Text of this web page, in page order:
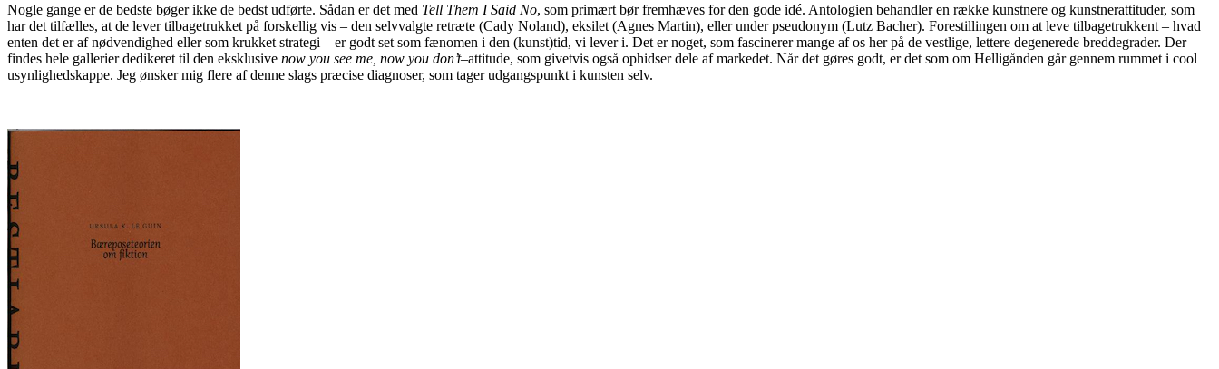
Nogle gange er de bedste bøger ikke de bedst udførte. Sådan er det med Tell Them I Said No, som primært bør fremhæves for den gode idé. Antologien behandler en række kunstnere og kunstnerattituder, som
har det tilfælles, at de lever tilbagetrukket på forskellig vis – den selvvalgte retræte (Cady Noland), eksilet (Agnes Martin), eller under pseudonym (Lutz Bacher). Forestillingen om at leve tilbagetrukkent – hvad
enten det er af nødvendighed eller som krukket strategi – er godt set som fænomen i den (kunst)tid, vi lever i. Det er noget, som fascinerer mange af os her på de vestlige, lettere degenerede breddegrader. Der
findes hele gallerier dedikeret til den eksklusive now you see me, now you don’t–attitude, som givetvis også ophidser dele af markedet. Når det gøres godt, er det som om Helligånden går gennem rummet i cool
usynlighedskappe. Jeg ønsker mig flere af denne slags præcise diagnoser, som tager udgangspunkt i kunsten selv.